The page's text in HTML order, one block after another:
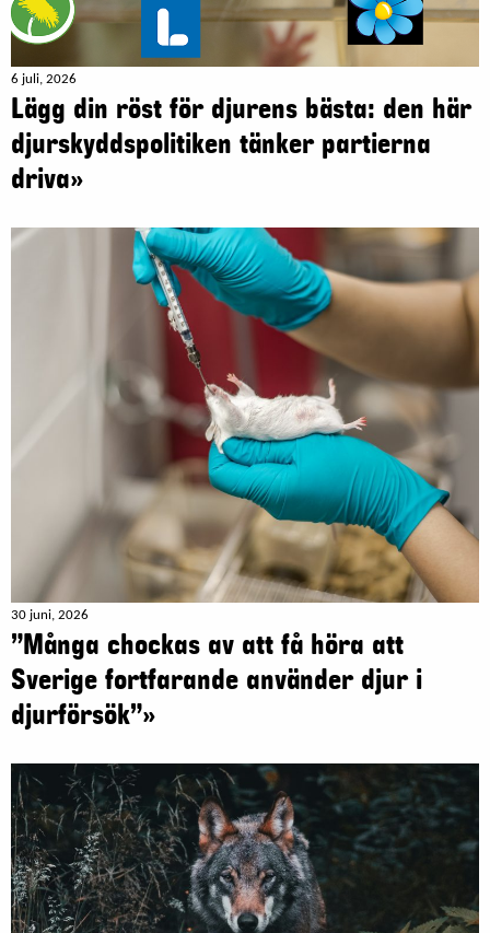
6 juli, 2026
Lägg din röst för djurens bästa: den här
djurskyddspolitiken tänker partierna
driva»
30 juni, 2026
”Många chockas av att få höra att
Sverige fortfarande använder djur i
djurförsök”»